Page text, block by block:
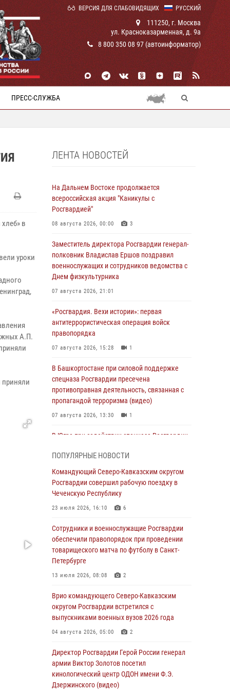
РУССКИЙ
ВЕРСИЯ ДЛЯ СЛАБОВИДЯЩИХ
111250, г. Москва
ул. Красноказарменная, д. 9а
8 800 350 08 97 (автоинформатор)
ПРЕСС-СЛУЖБА
в
уроки
А.П.
приняли
ЛЕНТА НОВОСТЕЙ
На Дальнем Востоке продолжается
всероссийская акция "Каникулы с
Росгвардией"
08 августа 2026, 00:00 3
Заместитель директора Росгвардии генерал-
полковник Владислав Ершов поздравил
военнослужащих и сотрудников ведомства с
Днем физкультурника
07 августа 2026, 21:01
«Росгвардия. Вехи истории»: первая
антитеррористическая операция войск
правопорядка
07 августа 2026, 15:28 1
В Башкортостане при силовой поддержке
спецназа Росгвардии пресечена
противоправная деятельность, связанная с
пропагандой терроризма (видео)
07 августа 2026, 13:30 1
В Югре при содействии спецназа Росгвардии
миграционного законодательства
07 августа 2026, 12:54
Тонувшего ребенка спас росгвардеец в
Юные гости из летних лагерей посетили
кинологический центр Росгвардии (видео)
07 августа 2026, 12:20
округу Росгвардии и ветераны военной
контрразведки почтили память Николая
Кузнецова
07 августа 2026, 12:00 4
Ветеран войск правопорядка генерал-майор
Иван Пияшев – герой выпуска «Легенды
армии с Александром Маршалом»
07 августа 2026, 12:00
ПОПУЛЯРНЫЕ НОВОСТИ
Командующий Северо-Кавказским округом
Росгвардии совершил рабочую поездку в
Чеченскую Республику
23 июля 2026, 16:10 6
Сотрудники и военнослужащие Росгвардии
обеспечили правопорядок при проведении
товарищеского матча по футболу в Санкт-
Петербурге
13 июля 2026, 08:08 2
Врио командующего Северо-Кавказским
округом Росгвардии встретился с
выпускниками военных вузов 2026 года
04 августа 2026, 05:00 2
Директор Росгвардии Герой России генерал
армии Виктор Золотов посетил
кинологический центр ОДОН имени Ф.Э.
Дзержинского (видео)